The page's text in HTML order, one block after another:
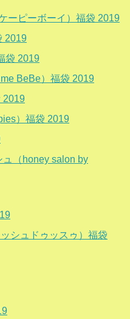
ーピーボーイ）福袋 2019
2019
袋 2019
BeBe）福袋 2019
2019
）福袋 2019
（honey salon by
シュドゥッスゥ）福袋